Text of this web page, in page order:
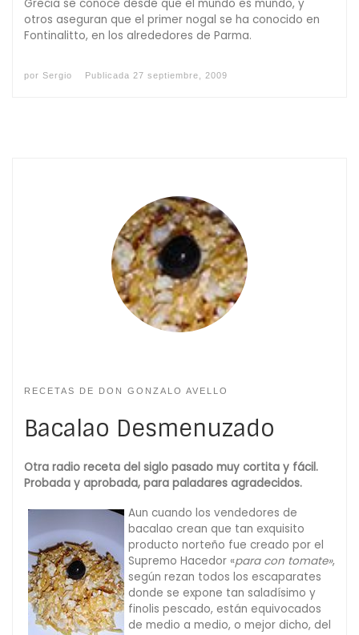
Grecia se conoce desde que el mundo es mundo, y
otros aseguran que el primer nogal se ha conocido en
Fontinalitto, en los alrededores de Parma.
por Sergio Publicada 27 septiembre, 2009
RECETAS DE DON GONZALO AVELLO
Bacalao Desmenuzado
Otra radio receta del siglo pasado muy cortita y fácil.
Probada y aprobada, para paladares agradecidos.
Aun cuando los vendedores de
bacalao crean que tan exquisito
producto norteño fue creado por el
Supremo Hacedor «para con tomate»,
según rezan todos los escaparates
donde se expone tan saladísimo y
finolis pescado, están equivocados
de medio a medio, o mejor dicho, del